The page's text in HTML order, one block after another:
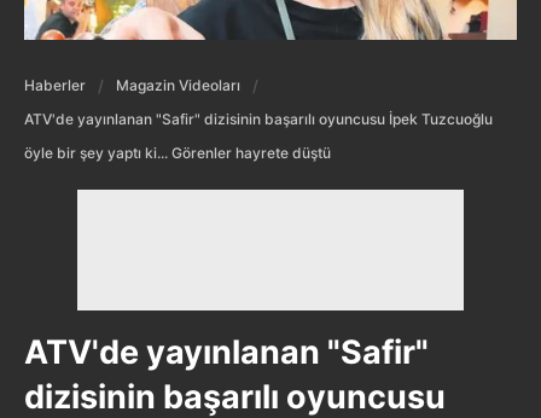
Haberler
Magazin Videoları
ATV'de yayınlanan "Safir" dizisinin başarılı oyuncusu İpek Tuzcuoğlu
öyle bir şey yaptı ki... Görenler hayrete düştü
ATV'de yayınlanan "Safir"
dizisinin başarılı oyuncusu